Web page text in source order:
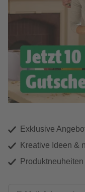
Exklusive
Kreative Ideen &